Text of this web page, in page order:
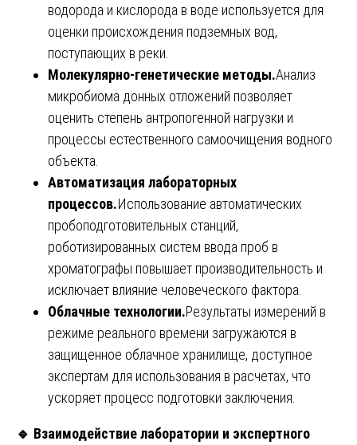
водорода и кислорода в воде используется для
оценки происхождения подземных вод,
поступающих в реки.
Молекулярно-генетические методы.Анализ
микробиома донных отложений позволяет
оценить степень антропогенной нагрузки и
процессы естественного самоочищения водного
объекта.
Автоматизация лабораторных
процессов.Использование автоматических
пробоподготовительных станций,
роботизированных систем ввода проб в
хроматографы повышает производительность и
исключает влияние человеческого фактора.
Облачные технологии.Результаты измерений в
режиме реального времени загружаются в
защищенное облачное хранилище, доступное
экспертам для использования в расчетах, что
ускоряет процесс подготовки заключения.
🔹 Взаимодействие лаборатории и экспертного